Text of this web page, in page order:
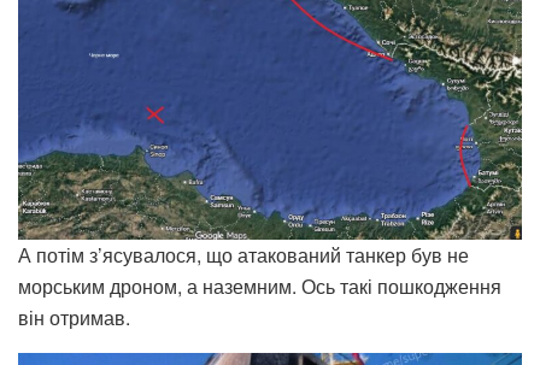
А потім з’ясувалося, що атакований танкер був не
морським дроном, а наземним. Ось такі пошкодження
він отримав.